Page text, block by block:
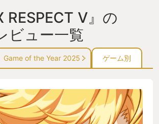
RESPECT V』の
ビュー一覧
Game of the Year 2025 ゲーム別